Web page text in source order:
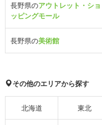
長野県のアウトレット・ショ
ッピングモール
長野県の美術館
その他のエリアから探す
北海道 東北